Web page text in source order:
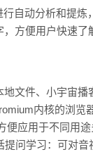
自动分析和提
方便用户快速
文件、小宇宙
内核的浏览
应用于不同用
问学习：可对